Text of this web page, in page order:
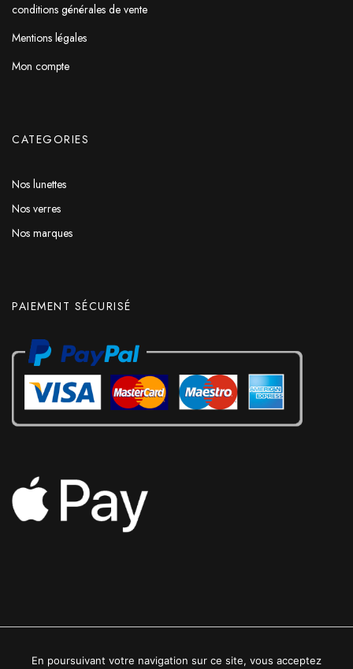
conditions générales de vente
Mentions légales
Mon compte
CATEGORIES
Nos lunettes
Nos verres
Nos marques
PAIEMENT SÉCURISÉ
2022 © Luxe24kt | Tous droits réservés
En poursuivant votre navigation sur ce site, vous acceptez